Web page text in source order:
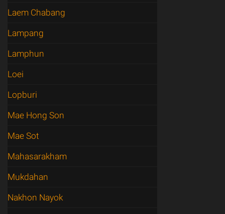
Laem Chabang
Lampang
Lamphun
Loei
Lopburi
Mae Hong Son
Mae Sot
Mahasarakham
Mukdahan
Nakhon Nayok